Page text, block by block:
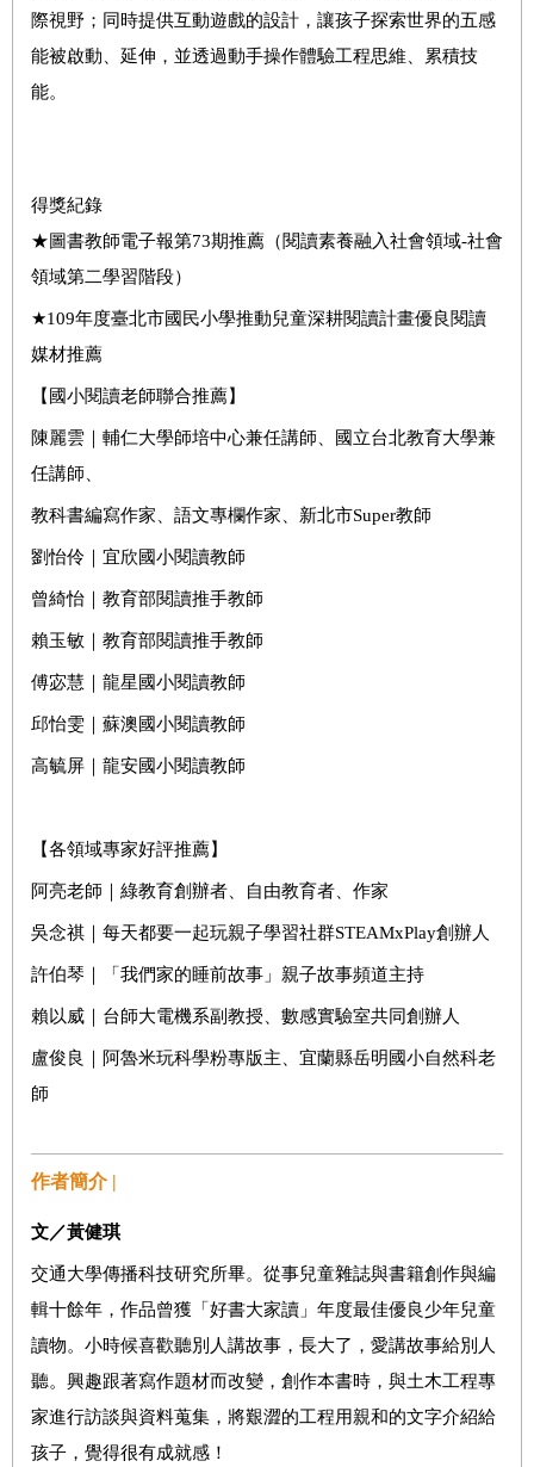
際視野；同時提供互動遊戲的設計，讓孩子探索世界的五感
能被啟動、延伸，並透過動手操作體驗工程思維、累積技
能。
得獎紀錄
★圖書教師電子報第73期推薦（閱讀素養融入社會領域-社會
領域第二學習階段）
★109年度臺北市國民小學推動兒童深耕閱讀計畫優良閱讀
媒材推薦
【國小閱讀老師聯合推薦】
陳麗雲｜輔仁大學師培中心兼任講師、國立台北教育大學兼
任講師、
教科書編寫作家、語文專欄作家、新北市Super教師
劉怡伶｜宜欣國小閱讀教師
曾綺怡｜教育部閱讀推手教師
賴玉敏｜教育部閱讀推手教師
傅宓慧｜龍星國小閱讀教師
邱怡雯｜蘇澳國小閱讀教師
高毓屏｜龍安國小閱讀教師
【各領域專家好評推薦】
阿亮老師｜綠教育創辦者、自由教育者、作家
吳念祺｜每天都要一起玩親子學習社群STEAMxPlay創辦人
許伯琴｜「我們家的睡前故事」親子故事頻道主持
賴以威｜台師大電機系副教授、數感實驗室共同創辦人
盧俊良｜阿魯米玩科學粉專版主、宜蘭縣岳明國小自然科老
師
作者簡介 |
文／黃健琪
交通大學傳播科技研究所畢。從事兒童雜誌與書籍創作與編
輯十餘年，作品曾獲「好書大家讀」年度最佳優良少年兒童
讀物。小時候喜歡聽別人講故事，長大了，愛講故事給別人
聽。興趣跟著寫作題材而改變，創作本書時，與土木工程專
家進行訪談與資料蒐集，將艱澀的工程用親和的文字介紹給
孩子，覺得很有成就感！